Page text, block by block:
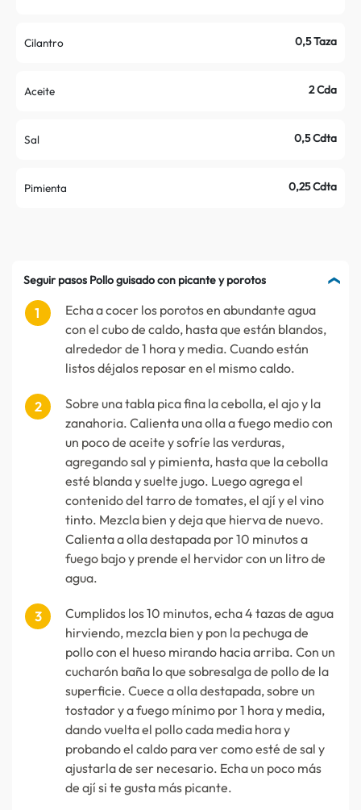
Cilantro 0,5 Taza
Aceite 2 Cda
Sal 0,5 Cdta
Pimienta 0,25 Cdta
Seguir pasos Pollo guisado con picante y porotos
Echa a cocer los porotos en abundante agua
con el cubo de caldo, hasta que están blandos,
alrededor de 1 hora y media. Cuando están
listos déjalos reposar en el mismo caldo.
Sobre una tabla pica fina la cebolla, el ajo y la
zanahoria. Calienta una olla a fuego medio con
un poco de aceite y sofríe las verduras,
agregando sal y pimienta, hasta que la cebolla
esté blanda y suelte jugo. Luego agrega el
contenido del tarro de tomates, el ají y el vino
tinto. Mezcla bien y deja que hierva de nuevo.
Calienta a olla destapada por 10 minutos a
fuego bajo y prende el hervidor con un litro de
agua.
Cumplidos los 10 minutos, echa 4 tazas de agua
hirviendo, mezcla bien y pon la pechuga de
pollo con el hueso mirando hacia arriba. Con un
cucharón baña lo que sobresalga de pollo de la
superficie. Cuece a olla destapada, sobre un
tostador y a fuego mínimo por 1 hora y media,
dando vuelta el pollo cada media hora y
probando el caldo para ver como esté de sal y
ajustarla de ser necesario. Echa un poco más
de ají si te gusta más picante.